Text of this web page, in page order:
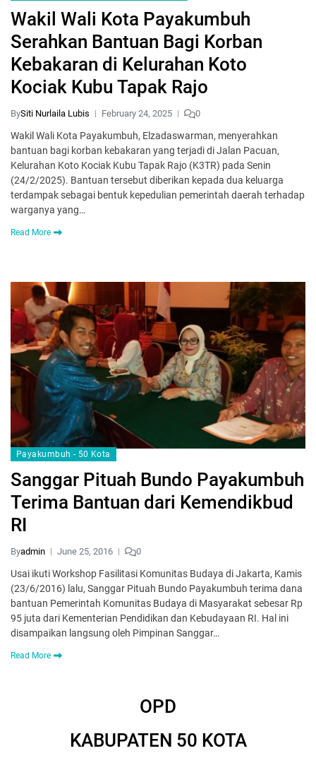
Wakil Wali Kota Payakumbuh
Serahkan Bantuan Bagi Korban
Kebakaran di Kelurahan Koto
Kociak Kubu Tapak Rajo
BySiti Nurlaila Lubis February 24, 2025 0
Wakil Wali Kota Payakumbuh, Elzadaswarman, menyerahkan
bantuan bagi korban kebakaran yang terjadi di Jalan Pacuan,
Kelurahan Koto Kociak Kubu Tapak Rajo (K3TR) pada Senin
(24/2/2025). Bantuan tersebut diberikan kepada dua keluarga
terdampak sebagai bentuk kepedulian pemerintah daerah terhadap
warganya yang…
Read More
Payakumbuh - 50 Kota
Sanggar Pituah Bundo Payakumbuh
Terima Bantuan dari Kemendikbud
RI
Byadmin June 25, 2016 0
Usai ikuti Workshop Fasilitasi Komunitas Budaya di Jakarta, Kamis
(23/6/2016) lalu, Sanggar Pituah Bundo Payakumbuh terima dana
bantuan Pemerintah Komunitas Budaya di Masyarakat sebesar Rp
95 juta dari Kementerian Pendidikan dan Kebudayaan RI. Hal ini
disampaikan langsung oleh Pimpinan Sanggar…
Read More
OPD
KABUPATEN 50 KOTA